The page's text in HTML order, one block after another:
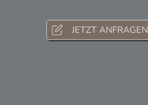
JETZT ANFRAGEN